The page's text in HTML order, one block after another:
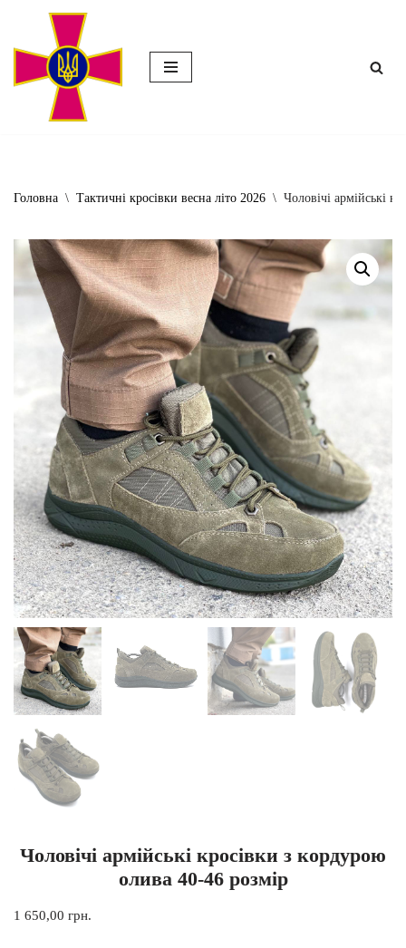
Перейти
Головна \ Тактичні кросівки весна літо 2026 \ Чоловічі армійські
Чоловічі армійські кросівки з кордурою
олива 40-46 розмір
1 650,00 грн.